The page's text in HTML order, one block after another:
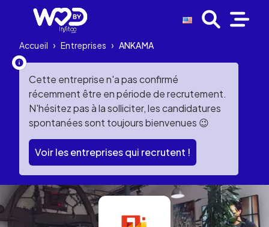
Accueil › Entreprises › ANKAMA
Cette entreprise n'a pas confirmé
récemment être en période de recrutement.
N'hésitez pas à la solliciter, les candidatures
spontanées sont toujours bienvenues 😉
Voir les entreprises qui recrutent !